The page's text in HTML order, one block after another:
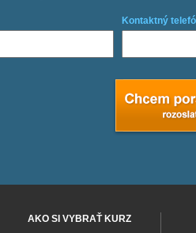
Kontaktný
AKO SI VYBRAŤ KURZ